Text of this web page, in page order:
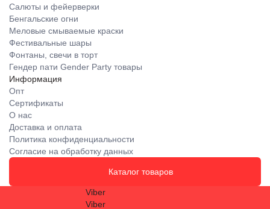
Салюты и фейерверки
Бенгальские огни
Меловые смываемые краски
Фестивальные шары
Фонтаны, свечи в торт
Гендер пати Gender Party товары
Информация
Опт
Сертификаты
О нас
Доставка и оплата
Политика конфиденциальности
Согласие на обработку данных
Каталог товаров
Viber
Viber